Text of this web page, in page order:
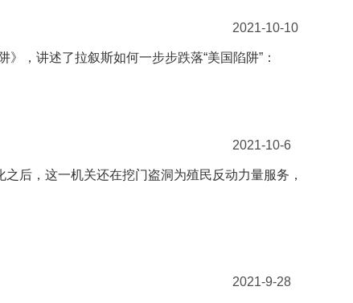
2021-10-10
，讲述了拉叙斯如何一步步跌落“美国陷阱”：
2021-10-6
后，这一机关还在挖门盗洞为殖民反动力量服务，
2021-9-28